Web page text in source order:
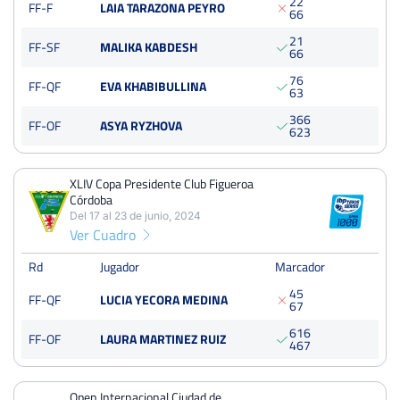
Open Catarroja Femenino
Del 28 al 03 de noviembre, 2024
Dura
Dieciseisavos
Tierra
Open Ciudad de Torrevieja
Del 27 al 04 de agosto, 2024
250 Puntos
Tierra
XLIII Nacional Trofeo Caixa La Vall
Del 25 al 01 de junio, 2024
Tierra
FF-F
LAIA TARAZONA PEYRO 66
FF-SF
MALIKA KABDESH 2
6
1
6
FF-QF
EVA KHABIBULLINA 7
6
6
3
FF-OF
ASYA RYZHOVA 3
6
6
2
6
3
XLIV Copa Presidente Club Figueroa
Córdoba
Del 17 al 23 de junio, 2024
Ver Cuadro
Rd Jugador
Marcador
FF-QF
LUCIA YECORA MEDINA 4
6
5
7
FF-OF
LAURA MARTINEZ RUIZ 6
4
1
6
6
7